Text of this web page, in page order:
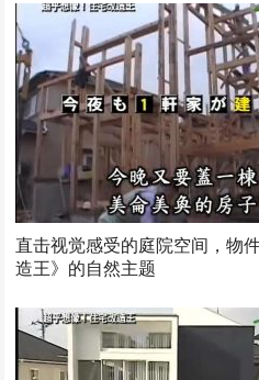
直击视觉感受的庭院空间，物
造王》的自然主题